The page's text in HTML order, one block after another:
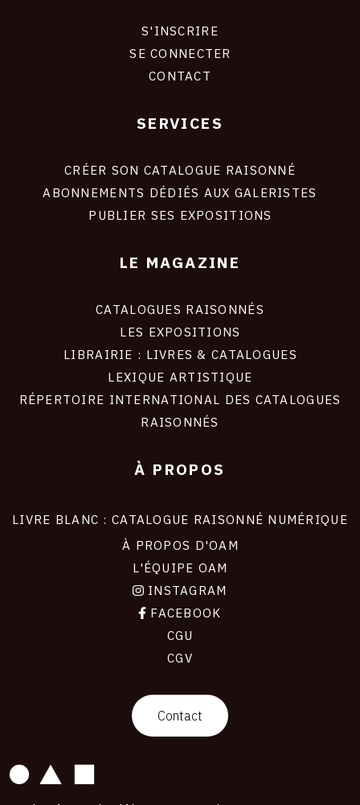
S'INSCRIRE
SE CONNECTER
CONTACT
SERVICES
CRÉER SON CATALOGUE RAISONNÉ
ABONNEMENTS DÉDIÉS AUX GALERISTES
PUBLIER SES EXPOSITIONS
LE MAGAZINE
CATALOGUES RAISONNÉS
LES EXPOSITIONS
LIBRAIRIE : LIVRES & CATALOGUES
LEXIQUE ARTISTIQUE
RÉPERTOIRE INTERNATIONAL DES CATALOGUES
RAISONNÉS
À PROPOS
LIVRE BLANC : CATALOGUE RAISONNÉ NUMÉRIQUE
À PROPOS D'OAM
L'ÉQUIPE OAM
INSTAGRAM
FACEBOOK
CGU
CGV
Contact